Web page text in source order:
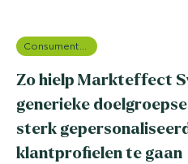
Zo hielp Markteffect
generieke
sterk
klantprofielen te gaan